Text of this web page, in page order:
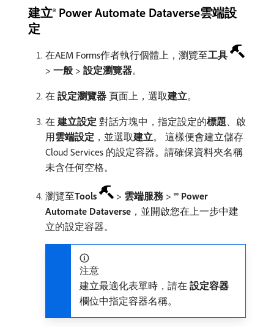
建立® Power Automate Dataverse雲端設
定
在AEM Forms作者執行個體上，瀏覽至​工具
> 一般 > 設定瀏覽器。
在​ 設定瀏覽器 ​頁面上，選取​建立。
在​ 建立設定 ​對話方塊中，指定設定的​標題、啟
用​雲端設定 ，並選取​建立。 這樣便會建立儲存
Cloud Services 的設定容器。請確保資料夾名稱
未含任何空格。
瀏覽至​Tools > 雲端服務 > ®® Power
Automate Dataverse ，並開啟您在上一步中建
立的設定容器。
注意
建立最適化表單時，請在​ 設定容器
欄位中指定容器名稱。